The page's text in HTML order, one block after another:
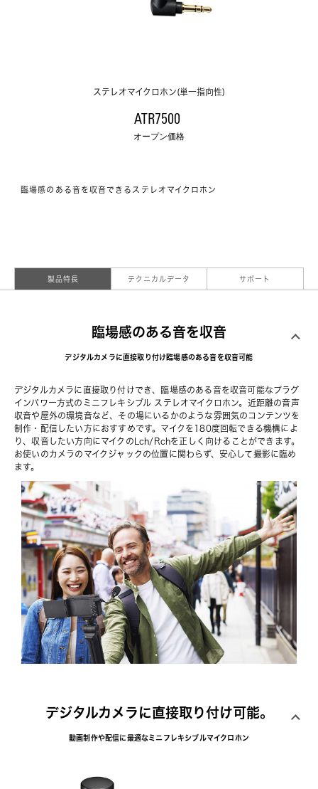
ステレオマイクロホン(単一指向性)
ATR7500
オープン価格
臨場感のある音を収音できるステレオマイクロホン
製品特長 テクニカルデータ サポート
臨場感のある音を収音
デジタルカメラに直接取り付け臨場感のある音を収音可能
デジタルカメラに直接取り付けでき、臨場感のある音を収音可能なプラグ
インパワー方式のミニフレキシブル ステレオマイクロホン。近距離の音声
収音や屋外の環境音など、その場にいるかのような雰囲気のコンテンツを
制作・配信したい方におすすめです。マイクを180度回転できる機構によ
り、収音したい方向にマイクのLch/Rchを正しく向けることができます。
お使いのカメラのマイクジャックの位置に関わらず、安心して撮影に臨め
ます。
デジタルカメラに直接取り付け可能。
動画制作や配信に最適なミニフレキシブルマイクロホン